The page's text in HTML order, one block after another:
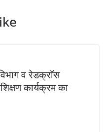
व रेडक्राॅस
कार्यक्रम का